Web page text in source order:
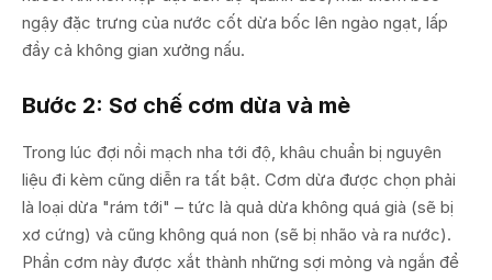
ngậy đặc trưng của nước cốt dừa bốc lên ngào ngạt, lấp
đầy cả không gian xưởng nấu.
Bước 2: Sơ chế cơm dừa và mè
Trong lúc đợi nồi mạch nha tới độ, khâu chuẩn bị nguyên
liệu đi kèm cũng diễn ra tất bật. Cơm dừa được chọn phải
là loại dừa "rám tới" – tức là quả dừa không quá già (sẽ bị
xơ cứng) và cũng không quá non (sẽ bị nhão và ra nước).
Phần cơm này được xắt thành những sợi mỏng và ngắn để